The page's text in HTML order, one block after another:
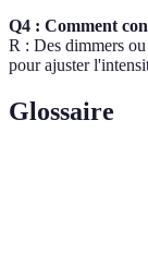
Q4 : Comment
R : Des dimmers
pour ajuster
Glossaire